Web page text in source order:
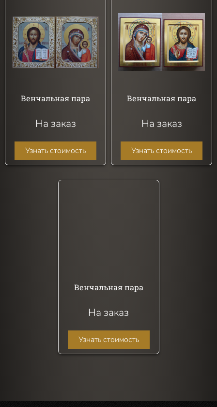
Венчальная пара
На заказ
Узнать стоимость
Венчальная пара
На заказ
Узнать стоимость
Венчальная пара
На заказ
Узнать стоимость